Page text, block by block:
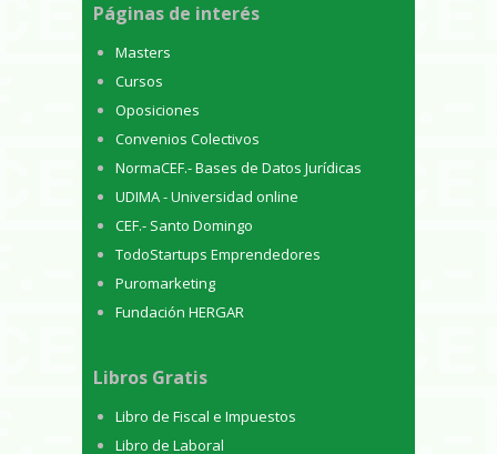
Páginas de interés
Masters
Cursos
Oposiciones
Convenios Colectivos
NormaCEF.- Bases de Datos Jurídicas
UDIMA - Universidad online
CEF.- Santo Domingo
TodoStartups Emprendedores
Puromarketing
Fundación HERGAR
Libros Gratis
Libro de Fiscal e Impuestos
Libro de Laboral